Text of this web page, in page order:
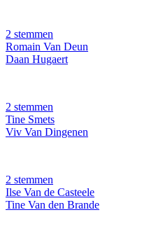
2 stemmen
Romain Van Deun
Daan Hugaert
2 stemmen
Tine Smets
Viv Van Dingenen
2 stemmen
Ilse Van de Casteele
Tine Van den Brande